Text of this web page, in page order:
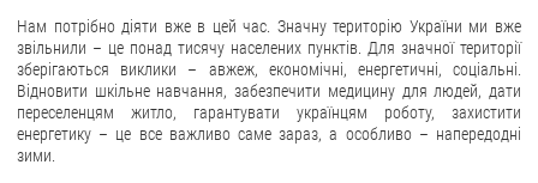
Нам потрібно діяти вже в цей час. Значну територію України ми вже
звільнили – це понад тисячу населених пунктів. Для значної території
зберігаються виклики – авжеж, економічні, енергетичні, соціальні.
Відновити шкільне навчання, забезпечити медицину для людей, дати
переселенцям житло, гарантувати українцям роботу, захистити
енергетику – це все важливо саме зараз, а особливо – напередодні
зими.